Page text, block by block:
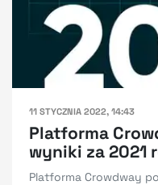
11 STYCZNIA 2022, 14:43
Platforma
wyniki za 2021
Platforma Crowdway